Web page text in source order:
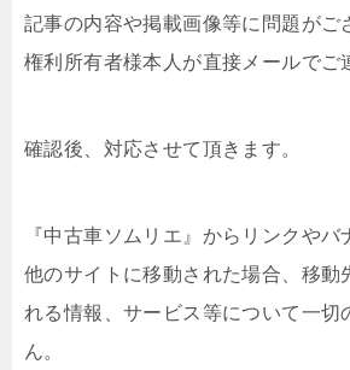
記事の内容や掲載画像等に問題がご
権利所有者様本人が直接メールでご
確認後、対応させて頂きます。
『中古車ソムリエ』からリンクやバ
他のサイトに移動された場合、移動
れる情報、サービス等について一切
ん。